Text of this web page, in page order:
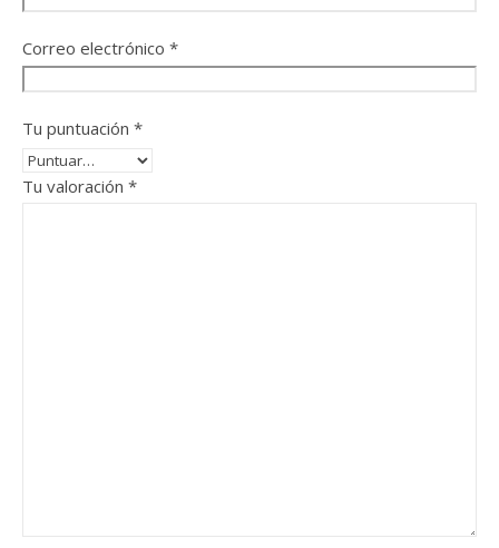
Correo electrónico *
Tu puntuación *
Tu valoración *